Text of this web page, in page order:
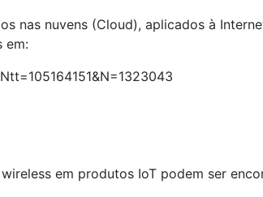
nas nuvens (Cloud), aplicados à
em:
em produtos IoT podem ser